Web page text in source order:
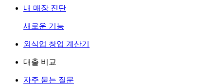
내 매장 진단
새로운 기능
외식업 창업 계산기
대출 비교
자주 묻는 질문